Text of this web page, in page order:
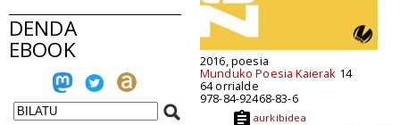
DENDA
EBOOK 2016, poesia
Munduko Poesia Kaierak 14
64 orrialde
978-84-92468-83-6
aurkibidea